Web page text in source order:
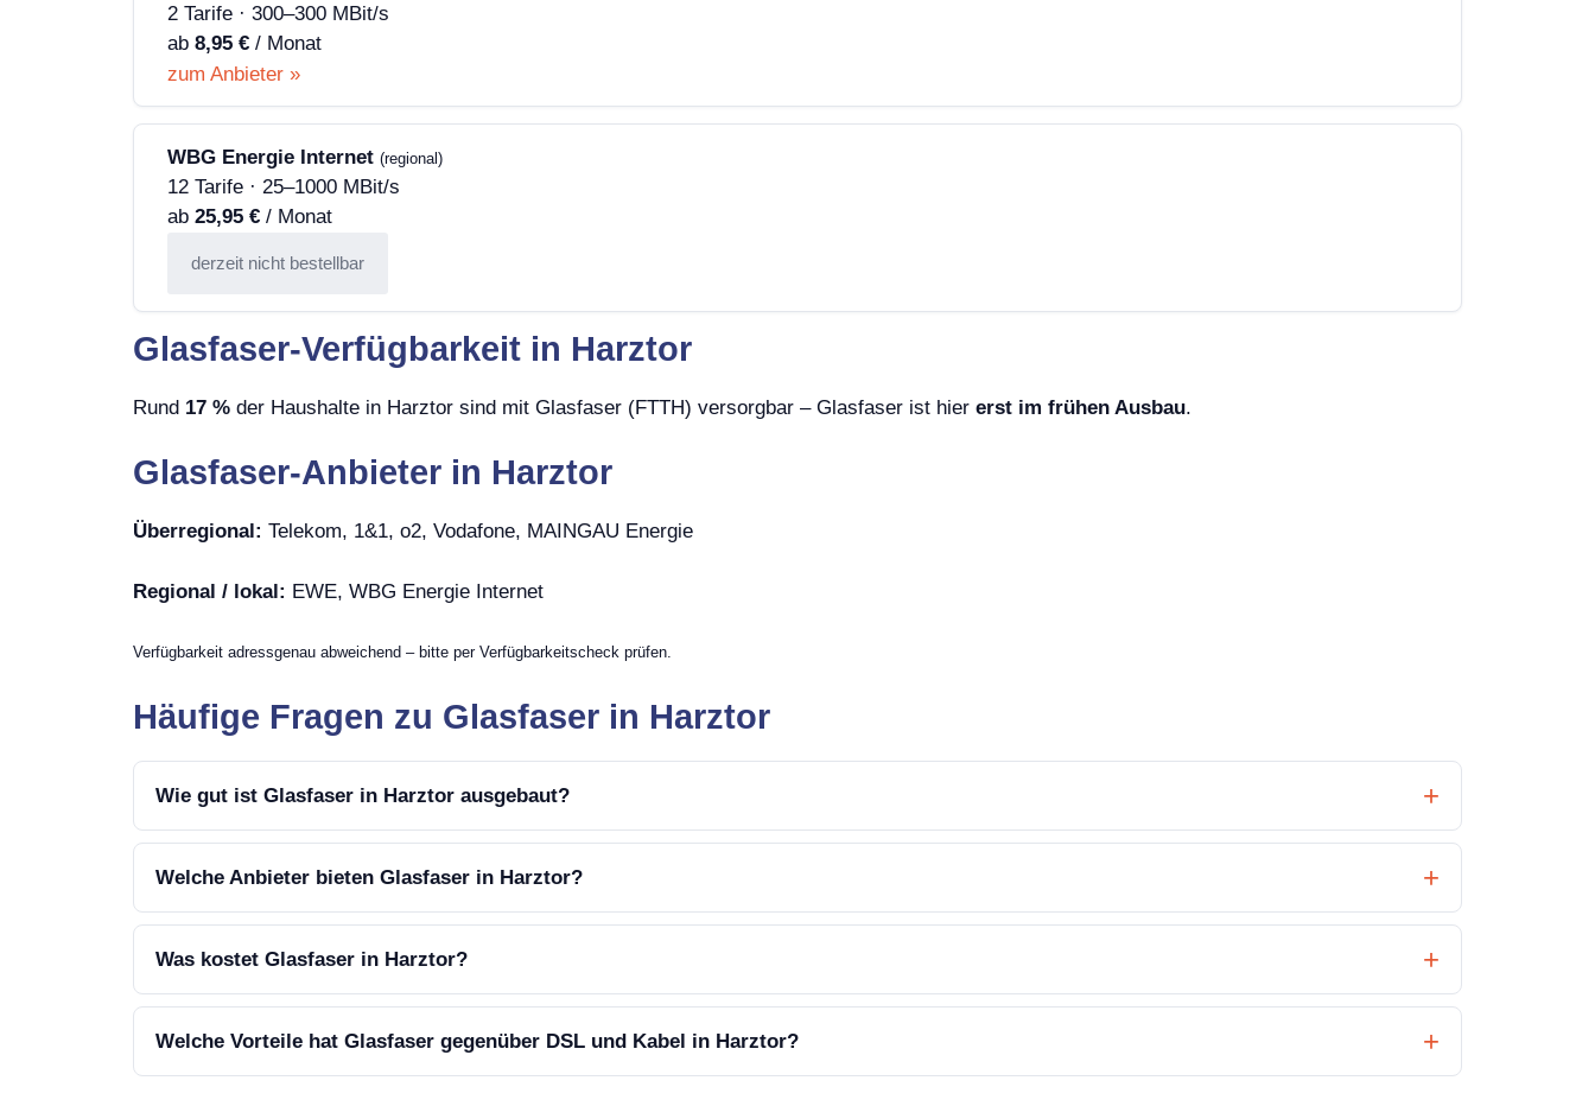
2 Tarife · 300–300 MBit/s
ab 8,95 € / Monat
zum Anbieter »
WBG Energie Internet (regional)
12 Tarife · 25–1000 MBit/s
ab 25,95 € / Monat
derzeit nicht bestellbar
Glasfaser-Verfügbarkeit in Harztor
Rund 17 % der Haushalte in Harztor sind mit Glasfaser (FTTH) versorgbar – Glasfaser ist hier erst im frühen Ausbau.
Glasfaser-Anbieter in Harztor
Überregional: Telekom, 1&1, o2, Vodafone, MAINGAU Energie
Regional / lokal: EWE, WBG Energie Internet
Verfügbarkeit adressgenau abweichend – bitte per Verfügbarkeitscheck prüfen.
Häufige Fragen zu Glasfaser in Harztor
Wie gut ist Glasfaser in Harztor ausgebaut?
Welche Anbieter bieten Glasfaser in Harztor?
Was kostet Glasfaser in Harztor?
Welche Vorteile hat Glasfaser gegenüber DSL und Kabel in Harztor?